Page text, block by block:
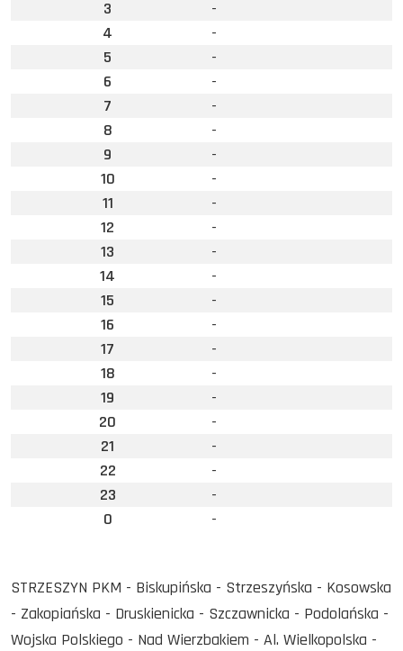
3
-
4
-
5
-
6
-
7
-
8
-
9
-
10
-
11
-
12
-
13
-
14
-
15
-
16
-
17
-
18
-
19
-
20
-
21
-
22
-
23
-
0
-
STRZESZYN PKM - Biskupińska - Strzeszyńska - Kosowska
- Zakopiańska - Druskienicka - Szczawnicka - Podolańska -
Wojska Polskiego - Nad Wierzbakiem - Al. Wielkopolska -